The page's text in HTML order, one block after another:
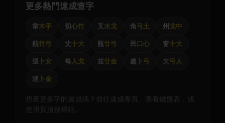
更多熱門速成查字
韋木手 切心竹 叉 水戈 角弓土 州 戈中
航竹弓 丈十大 瓶廿弓 民口心 窗十大
巡 卜女 每人戈 並廿金 處 卜弓 欠弓人
述 卜金
想查更多字的速成碼？前往速成專頁、查看鍵盤表，或
使用頁頂搜尋框。